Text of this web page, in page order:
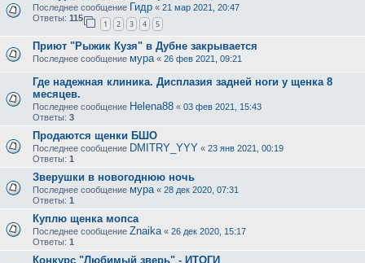
Последнее сообщение Гидр « 21 мар 2021, 20:47
Ответы: 115
1 2 3 4 5
Приют "Рыжик Кузя" в Дубне закрывается
Последнее сообщение мура « 26 фев 2021, 09:21
Где надежная клиника. Дисплазия задней ноги у щенка 8
месяцев.
Последнее сообщение Helena88 « 03 фев 2021, 15:43
Ответы: 3
Продаются щенки БШО
Последнее сообщение DMITRY_YYY « 23 янв 2021, 00:19
Ответы: 1
Зверушки в новогоднюю ночь
Последнее сообщение мура « 28 дек 2020, 07:31
Ответы: 1
Куплю щенка мопса
Последнее сообщение Znaika « 26 дек 2020, 15:17
Ответы: 1
Конкурс "Любимый зверь" - ИТОГИ